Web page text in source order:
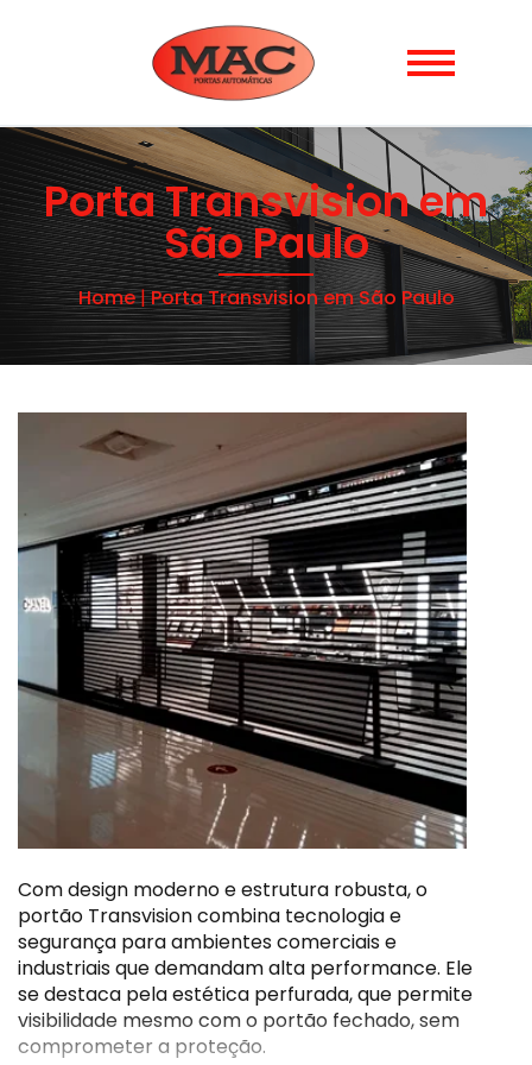
Porta Transvision em
São Paulo
Home|Porta Transvision em São Paulo
Com design moderno e estrutura robusta, o
portão Transvision combina tecnologia e
segurança para ambientes comerciais e
industriais que demandam alta performance. Ele
se destaca pela estética perfurada, que permite
visibilidade mesmo com o portão fechado, sem
comprometer a proteção.